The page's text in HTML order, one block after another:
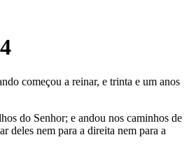
começou a reinar, e trinta e um anos
do Senhor; e andou nos caminhos de
deles nem para a direita nem para a